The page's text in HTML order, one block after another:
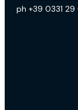
ph +39 0331